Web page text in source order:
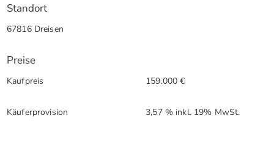
Standort
67816 Dreisen
Preise
Kaufpreis 159.000 €
Käuferprovision 3,57 % inkl. 19% MwSt.